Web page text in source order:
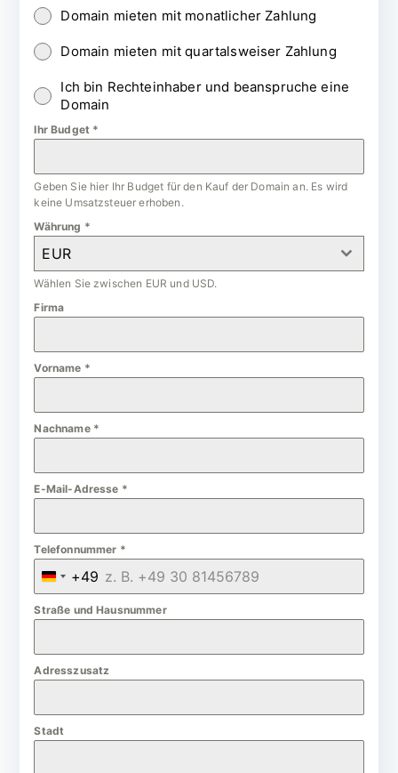
Domain mieten mit monatlicher Zahlung
Domain mieten mit quartalsweiser Zahlung
Ich bin Rechteinhaber und beanspruche eine
Domain
Ihr Budget *
Geben Sie hier Ihr Budget für den Kauf der Domain an. Es wird
keine Umsatzsteuer erhoben.
Währung *
EUR
Wählen Sie zwischen EUR und USD.
Firma
Vorname *
Nachname *
E-Mail-Adresse *
Telefonnummer *
G
e
m
a
y
+49
Straße und Hausnummer
Adresszusatz
Stadt